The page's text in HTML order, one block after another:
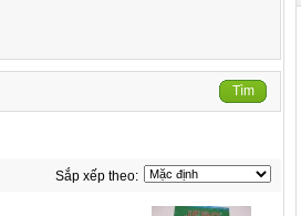
Tìm
Sắp xếp theo: